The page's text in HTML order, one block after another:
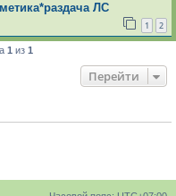
ЛС
1 2
1 из 1
Перейти